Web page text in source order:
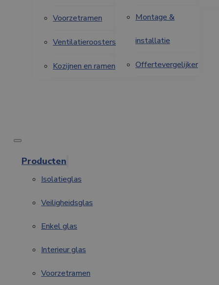
Voorzetramen
Ventilatieroosters
Kozijnen en ramen
Montage &
installatie
Offertevergelijker
Producten
Isolatieglas
Veiligheidsglas
Enkel glas
Interieur glas
Voorzetramen